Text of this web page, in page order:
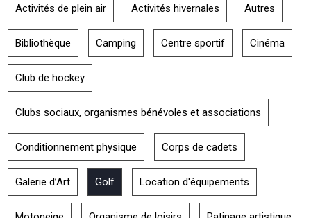
Activités de plein air Activités hivernales Autres
Bibliothèque Camping Centre sportif Cinéma
Club de hockey
Clubs sociaux, organismes bénévoles et associations
Conditionnement physique Corps de cadets
Galerie d’Art Golf Location d'équipements